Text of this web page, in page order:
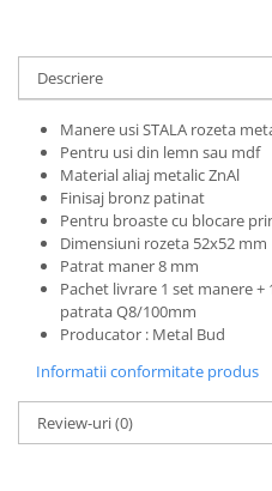
Descriere
Manere usi STALA rozeta
Pentru usi din lemn sau mdf
Material aliaj metalic ZnAl
Finisaj bronz patinat
Pentru broastecu blocare
Dimensiuni rozeta 52x52 mm
Patrat maner 8 mm
Pachet livrare 1 set manere
patrata Q8/100mm
Producator : Metal Bud
Informatii conformitate produs
Review-uri(0)